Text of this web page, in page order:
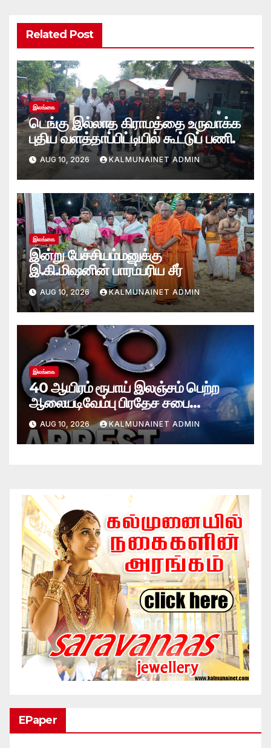
Related Post
இலங்கை
டெங்கு இல்லாத கிராமத்தை உருவாக்க
புதிய வளத்தாப்பிட்டியில் கூட்டுப் பணி.
AUG 10, 2026 KALMUNAINET ADMIN
இலங்கை
இன்று பேச்சியம்மனுக்கு
இ.கி.மிஷனின் பாரம்பரிய சீர்
AUG 10, 2026 KALMUNAINET ADMIN
இலங்கை
40 ஆயிரம் ரூபாய் இலஞ்சம் பெற்ற
ஆலையடிவேம்பு பிரதேச சபை
தொழில்நுட்ப உத்தியோகத்தர் கைது
AUG 10, 2026 KALMUNAINET ADMIN
EPaper